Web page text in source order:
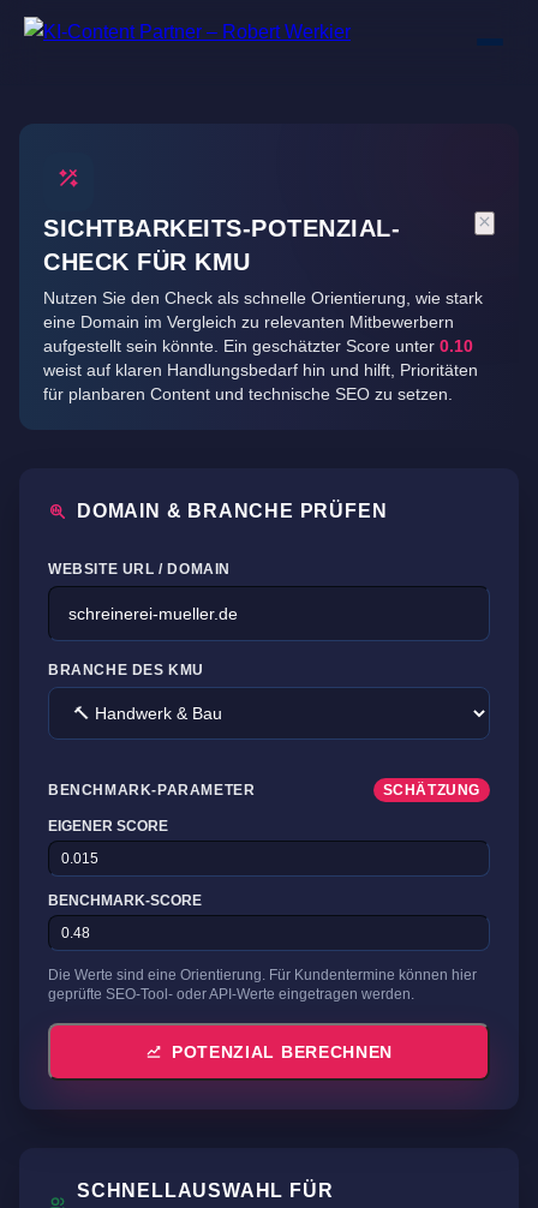
SICHTBARKEITS-POTENZIAL-
CHECK FÜR KMU
Nutzen Sie den Check als schnelle Orientierung, wie stark
eine Domain im Vergleich zu relevanten Mitbewerbern
aufgestellt sein könnte. Ein geschätzter Score unter 0.10
weist auf klaren Handlungsbedarf hin und hilft, Prioritäten
für planbaren Content und technische SEO zu setzen.
DOMAIN & BRANCHE PRÜFEN
WEBSITE URL / DOMAIN
BRANCHE DES KMU
BENCHMARK-PARAMETER SCHÄTZUNG
EIGENER SCORE
BENCHMARK-SCORE
Die Werte sind eine Orientierung. Für Kundentermine können hier
geprüfte SEO-Tool- oder API-Werte eingetragen werden.
POTENZIAL BERECHNEN
SCHNELLAUSWAHL FÜR